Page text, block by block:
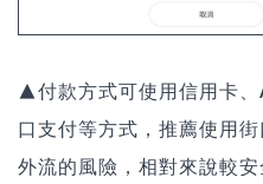
▲付款方式可使用信用卡
口支付等方式，推薦使用
外流的風險，相對來說較安